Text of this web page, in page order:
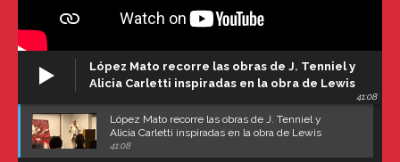
López Mato recorre las obras de J. Tenniel y
Alicia Carletti inspiradas en la obra de Lewis
41:08
López Mato recorre las obras de J. Tenniel y
Alicia Carletti inspiradas en la obra de Lewis
Carroll
41:08